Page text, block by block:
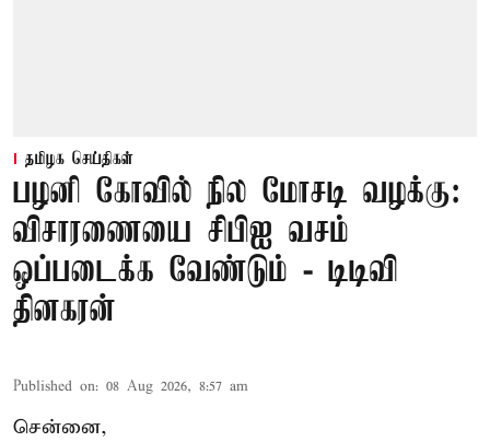
தமிழக செய்திகள்
பழனி கோவில் நில மோசடி வழக்கு:
விசாரணையை சிபிஐ வசம்
ஒப்படைக்க வேண்டும் - டிடிவி
தினகரன்
Published on: 08 Aug 2026, 8:57 am
சென்னை,